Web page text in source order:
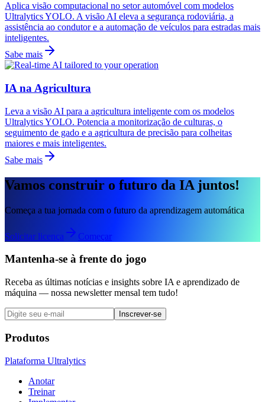
Aplica visão computacional no setor automóvel com modelos
Ultralytics YOLO. A visão AI eleva a segurança rodoviária, a
assistência ao condutor e a automação de veículos para estradas mais
inteligentes.
Sabe mais
IA na Agricultura
Leva a visão AI para a agricultura inteligente com os modelos
Ultralytics YOLO. Potencia a monitorização de culturas, o
seguimento de gado e a agricultura de precisão para colheitas
maiores e mais inteligentes.
Sabe mais
Vamos construir o futuro da IA juntos!
Começa a tua jornada com o futuro da aprendizagem automática
Solicitar licença Começar
Mantenha-se à frente do jogo
Receba as últimas notícias e insights sobre IA e aprendizado de
máquina — nossa newsletter mensal tem tudo!
Inscrever-se
Produtos
Plataforma Ultralytics
Anotar
Treinar